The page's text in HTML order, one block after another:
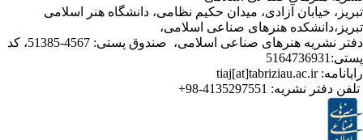
آزادی، میدان حکیم نظامی، دانشگاه هنر اسلامی
هنرهای صناعی اسلامی،
دفتر نشریه هنرهای صناعی اسلامی، صندوق پستی: 4567-51385، کد
نشریه:4135297551-98+